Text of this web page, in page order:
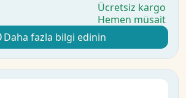
Ücretsiz kargo
Hemen müsait
Daha fazla bilgi edinin